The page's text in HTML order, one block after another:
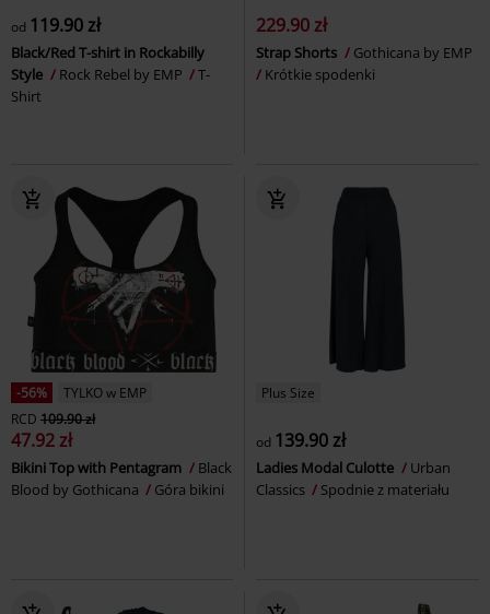
od 119.90 zł
Black/Red T-shirt in Rockabilly
Style
Rock Rebel by EMP
T-
Shirt
229.90 zł
Strap Shorts
Gothicana by EMP
Krótkie spodenki
-56%
TYLKO w EMP
RCD 109.90 zł
47.92 zł
Bikini Top with Pentagram
Black
Blood by Gothicana
Góra bikini
Plus Size
od 139.90 zł
Ladies Modal Culotte
Urban
Classics
Spodnie z materiału